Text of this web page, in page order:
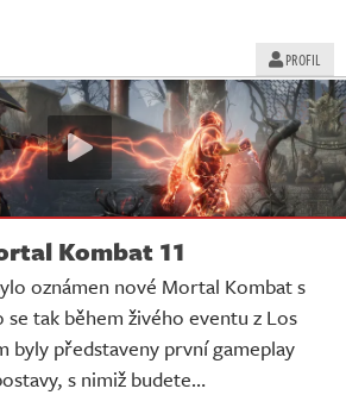
PROFIL
Kombat 11
oznámen nové Mortal Kombat s
tak během živého eventu z Los
byly představeny první gameplay
s nimiž budete…